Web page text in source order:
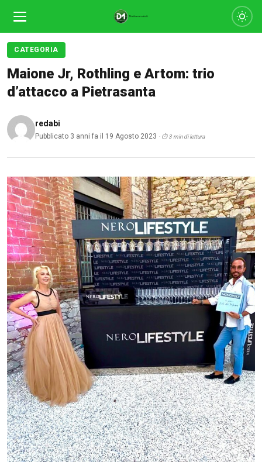
CATEGORIA
Maione Jr, Rothling e Artom: trio
d’attacco a Pietrasanta
redabi
Pubblicato 3 anni fa il 19 Agosto 2023 · ⏱ 3 min di lettura